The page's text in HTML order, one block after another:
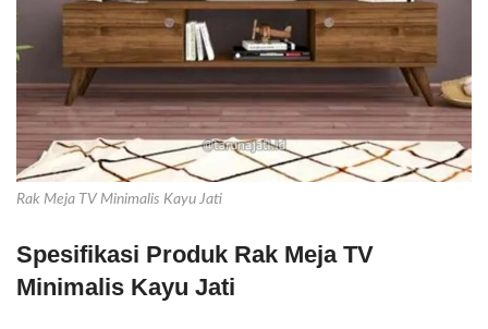
Rak Meja TV Minimalis Kayu Jati
Spesifikasi Produk Rak Meja TV
Minimalis Kayu Jati